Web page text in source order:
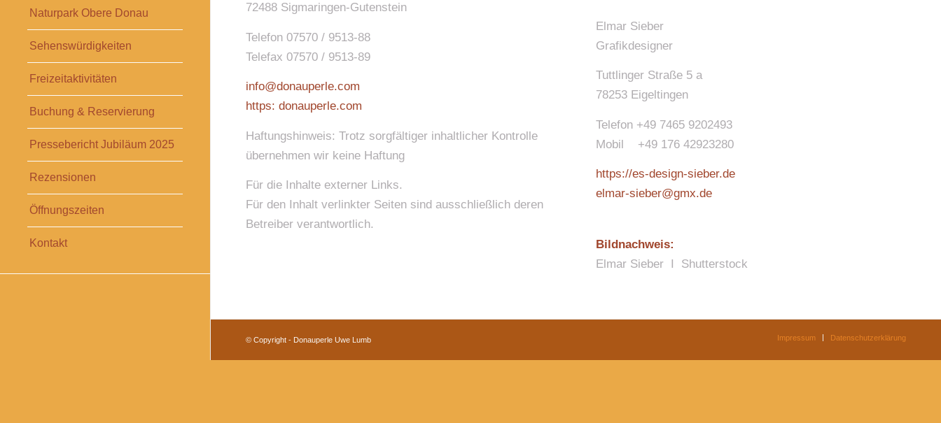
Naturpark Obere Donau
Sehenswürdigkeiten
Freizeitaktivitäten
Buchung & Reservierung
Pressebericht Jubiläum 2025
Rezensionen
Öffnungszeiten
Kontakt
72488 Sigmaringen-Gutenstein
Telefon 07570 / 9513-88
Telefax 07570 / 9513-89
info@donauperle.com
https: donauperle.com
Haftungshinweis: Trotz sorgfältiger inhaltlicher Kontrolle
übernehmen wir keine Haftung
Für die Inhalte externer Links.
Für den Inhalt verlinkter Seiten sind ausschließlich deren
Betreiber verantwortlich.
Elmar Sieber
Grafikdesigner
Tuttlinger Straße 5 a
78253 Eigeltingen
Telefon +49 7465 9202493
Mobil +49 176 42923280
https://es-design-sieber.de
elmar-sieber@gmx.de
Bildnachweis:
Elmar Sieber I Shutterstock
© Copyright - Donauperle Uwe Lumb Impressum Datenschutzerklärung